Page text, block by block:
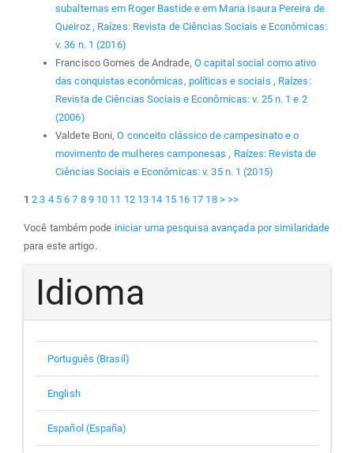
subalternas em Roger Bastide e em Maria Isaura Pereira de
Queiroz , Raízes: Revista de Ciências Sociais e Econômicas:
v. 36 n. 1 (2016)
Francisco Gomes de Andrade, O capital social como ativo
das conquistas econômicas, políticas e sociais , Raízes:
Revista de Ciências Sociais e Econômicas: v. 25 n. 1 e 2
(2006)
Valdete Boni,O conceito clássico de campesinato e o
movimento de mulheres camponesas, Raízes: Revista de
Ciências Sociais e Econômicas: v. 35 n. 1 (2015)
1 2 3 4 5 6 7 8 9 10 11 12 13 14 15 16 17 18 > >>
Você também pode iniciar uma pesquisa avançada por similaridade
para este artigo.
Idioma
Português (Brasil)
English
Español (España)